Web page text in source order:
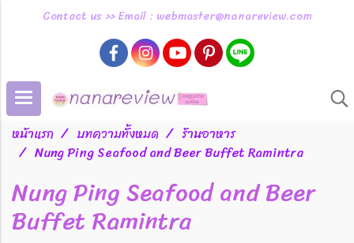
Contact us >> Email : webmaster@nanareview.com
หน้าแรก บทความทั้งหมด
ร้านอาหาร
Nung Ping Seafood and Beer Buffet Ramintra
Nung Ping Seafood and Beer
Buffet Ramintra